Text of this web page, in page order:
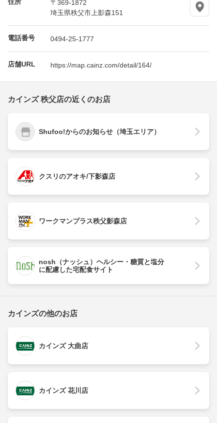
〒369-1872
埼玉県秩父市上影森151
電話番号 0494-25-1777
店舗URL https://map.cainz.com/detail/164/
カインズ 秩父店の近くのお店
Shufoo!からのお知らせ（埼玉エリア）
クスリのアオキ/下影森店
ワークマンプラス秩父影森店
nosh（ナッシュ）ヘルシー・糖質と塩分
に配慮した宅配食サイト
カインズの他のお店
カインズ 大曲店
カインズ 花川店